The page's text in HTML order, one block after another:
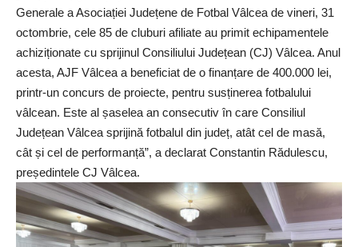
Generale a Asociației Județene de Fotbal Vâlcea de vineri, 31
octombrie, cele 85 de cluburi afiliate au primit echipamentele
achiziționate cu sprijinul Consiliului Județean (CJ) Vâlcea. Anul
acesta, AJF Vâlcea a beneficiat de o finanțare de 400.000 lei,
printr-un concurs de proiecte, pentru susținerea fotbalului
vâlcean. Este al șaselea an consecutiv în care Consiliul
Județean Vâlcea sprijină fotbalul din județ, atât cel de masă,
cât și cel de performanță”, a declarat Constantin Rădulescu,
președintele CJ Vâlcea.